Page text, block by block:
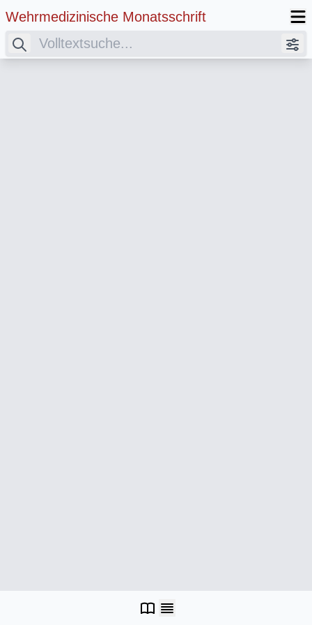
Wehrmedizinische Monatsschrift